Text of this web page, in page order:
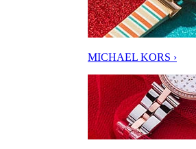
MICHAEL KORS ›